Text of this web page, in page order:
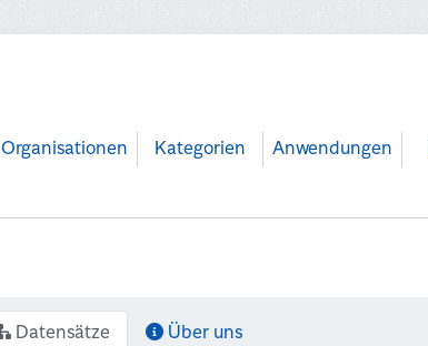
Organisationen Kategorien Anwendungen
Datensätze Über uns